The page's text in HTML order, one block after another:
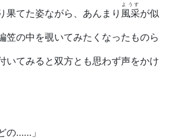
てた姿ながら、あんまり 風采
ようす
が似
笠の中を覗いてみたくなったものら
いてみると双方とも思わず声をかけ
の……」